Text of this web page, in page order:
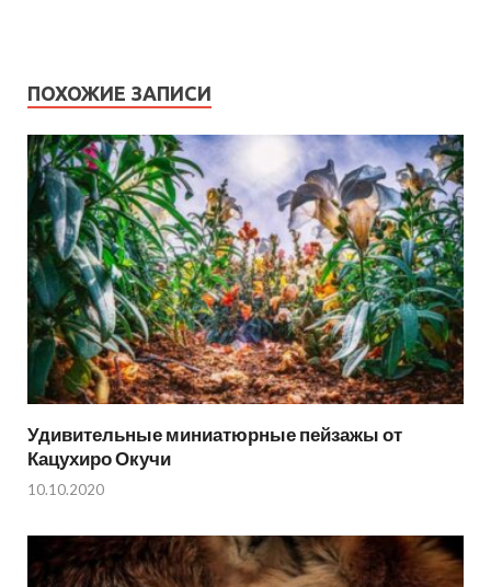
ПОХОЖИЕ ЗАПИСИ
Удивительные миниатюрные пейзажы от
Кацухиро Окучи
10.10.2020